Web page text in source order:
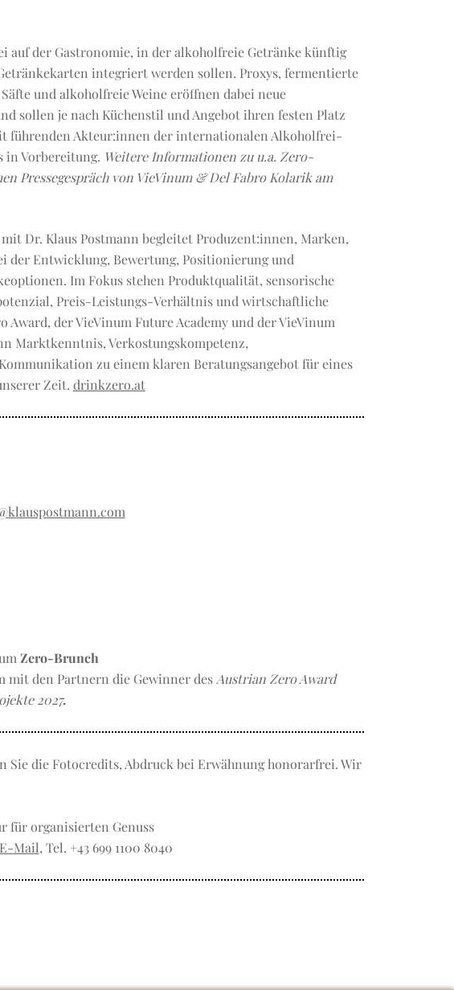
auf der Gastronomie, in der alkoholfreie Getränke künftig
integriert werden sollen. Proxys, fermentierte
und alkoholfreie Weine eröffnen dabei neue
sollen je nach Küchenstil und Angebot ihren festen Platz
führenden Akteur:innen der internationalen Alkoholfrei-
in Vorbereitung. Weitere Informationen zu u.a. Zero-
Pressegespräch von VieVinum & Del Fabro Kolarik am
Dr. Klaus Postmann begleitet Produzent:innen, Marken,
der Entwicklung, Bewertung, Positionierung und
Im Fokus stehen Produktqualität, sensorische
Preis-Leistungs-Verhältnis und wirtschaftliche
Award, der VieVinum Future Academy und der VieVinum
Marktkenntnis, Verkostungskompetenz,
zu einem klaren Beratungsangebot für eines
Zeit. drinkzero.at
Zero-Brunch
mit den Partnern die Gewinner des Austrian Zero Award
2027.
die Fotocredits, Abdruck bei Erwähnung honorarfrei. Wir
für organisierten Genuss
E-Mail, Tel. +43 699 1100 8040